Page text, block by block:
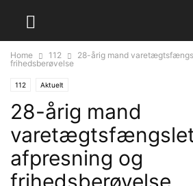
Home 112
28-årig mand
frihedsberøvelse
112 Aktuelt
28-årig mand
afpresning og